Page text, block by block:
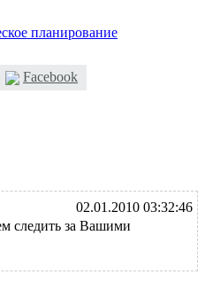
планирование
Facebook
02.01.2010 03:32:46
следить за Вашими